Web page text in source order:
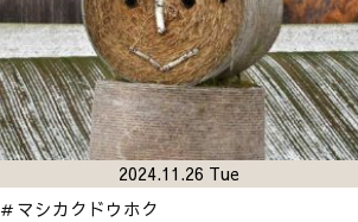
＃マシカクドウホク
2024.11.26 Tue